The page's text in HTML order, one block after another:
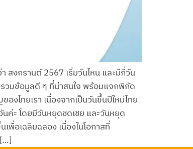
สงกรานต์ 2567 เริ่มวันไหน และมีกี่วัน
รวมข้อมูลดี ๆ ที่น่าสนใจ พร้อมแจกพิกัด
งไทยเรา เนื่องจากเป็นวันขึ้นปีใหม่ไทย
ค่ะ โดยมีวันหยุดชดเชย และวันหยุด
อเฉลิมฉลอง เนื่องในโอกาสที่